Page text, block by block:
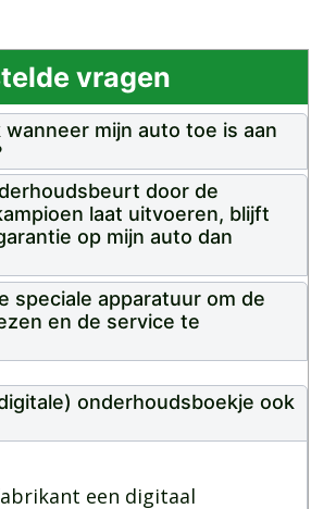
vragen
mijn auto toe is aan
door de
laat uitvoeren, blijft
op mijn auto dan
speciale apparatuur om de
en de service te
onderhoudsboekje ook
een digitaal